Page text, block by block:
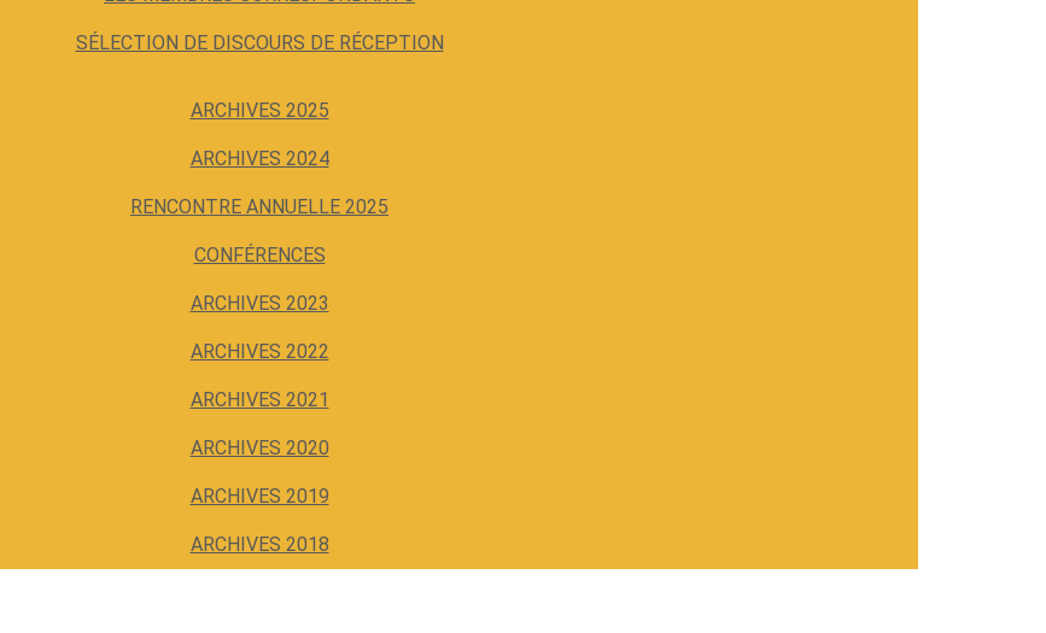
SÉLECTION DE DISCOURS DE RÉCEPTION
ARCHIVES 2025
ARCHIVES 2024
RENCONTRE ANNUELLE 2025
CONFÉRENCES
ARCHIVES 2023
ARCHIVES 2022
ARCHIVES 2021
ARCHIVES 2020
ARCHIVES 2019
ARCHIVES 2018